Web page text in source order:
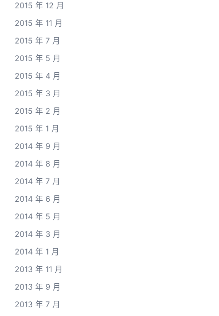
2015 年 12 月
2015 年 11 月
2015 年 7 月
2015 年 5 月
2015 年 4 月
2015 年 3 月
2015 年 2 月
2015 年 1 月
2014 年 9 月
2014 年 8 月
2014 年 7 月
2014 年 6 月
2014 年 5 月
2014 年 3 月
2014 年 1 月
2013 年 11 月
2013 年 9 月
2013 年 7 月